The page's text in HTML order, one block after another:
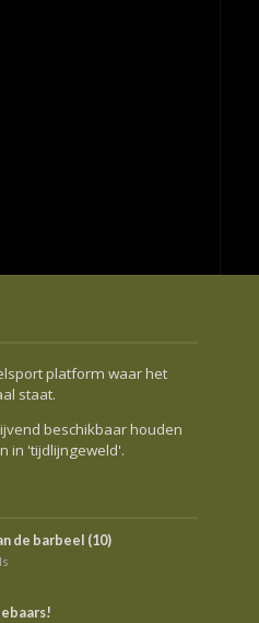
platform waar het
staat.
beschikbaar houden
in 'tijdlijngeweld'.
de barbeel (10)